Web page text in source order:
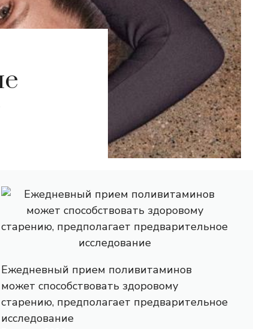
Ежедневный прием поливитаминов
может способствовать здоровому
старению, предполагает предварительное
исследование